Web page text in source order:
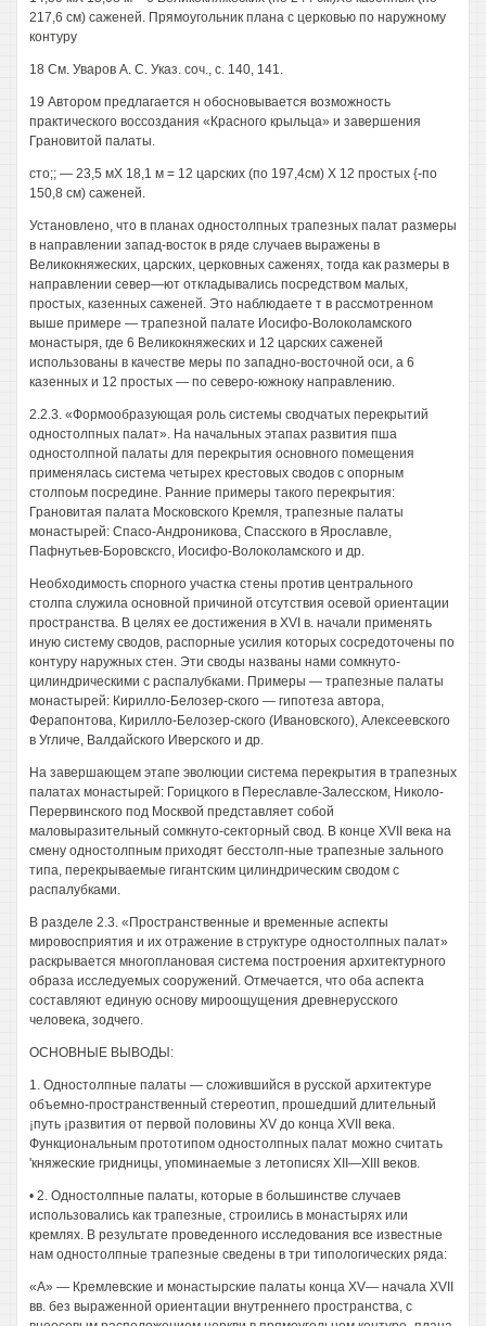
217,6 см) саженей. Прямоугольник плана с церковью по наружному
контуру
18 См. Уваров А. С. Указ. соч., с. 140, 141.
19 Автором предлагается н обосновывается возможность
практического воссоздания «Красного крыльца» и завершения
Грановитой палаты.
сто;; — 23,5 мХ 18,1 м = 12 царских (по 197,4см) X 12 простых {-по
150,8 см) саженей.
Установлено, что в планах одностолпных трапезных палат размеры
в направлении запад-восток в ряде случаев выражены в
Великокняжеских, царских, церковных саженях, тогда как размеры в
направлении север—ют откладывались посредством малых,
простых, казенных саженей. Это наблюдаете т в рассмотренном
выше примере — трапезной палате Иосифо-Волоколамского
монастыря, где 6 Великокняжеских и 12 царских саженей
использованы в качестве меры по западно-восточной оси, а 6
казенных и 12 простых — по северо-южноку направлению.
2.2.3. «Формообразующая роль системы сводчатых перекрытий
одностолпных палат». На начальных этапах развития пша
одностолпной палаты для перекрытия основного помещения
применялась система четырех крестовых сводов с опорным
столпоьм посредине. Ранние примеры такого перекрытия:
Грановитая палата Московского Кремля, трапезные палаты
монастырей: Спасо-Андроникова, Спасского в Ярославле,
Пафнутьев-Боровсксго, Иосифо-Волоколамского и др.
Необходимость спорного участка стены против центрального
столпа служила основной причиной отсутствия осевой ориентации
пространства. В целях ее достижения в XVI в. начали применять
иную систему сводов, распорные усилия которых сосредоточены по
контуру наружных стен. Эти своды названы нами сомкнуто-
цилиндрическими с распалубками. Примеры — трапезные палаты
монастырей: Кирилло-Белозер-ского — гипотеза автора,
Ферапонтова, Кирилло-Белозер-ского (Ивановского), Алексеевского
в Угличе, Валдайского Иверского и др.
На завершающем этапе эволюции система перекрытия в трапезных
палатах монастырей: Горицкого в Переславле-Залесском, Николо-
Перервинского под Москвой представляет собой
маловыразительный сомкнуто-секторный свод. В конце XVII века на
смену одностолпным приходят бесстолп-ные трапезные зального
типа, перекрываемые гигантским цилиндрическим сводом с
распалубками.
В разделе 2.3. «Пространственные и временные аспекты
мировосприятия и их отражение в структуре одностолпных палат»
раскрывается многоплановая система построения архитектурного
образа исследуемых сооружений. Отмечается, что оба аспекта
составляют единую основу мироощущения древнерусского
человека, зодчего.
ОСНОВНЫЕ ВЫВОДЫ:
1. Одностолпные палаты — сложившийся в русской архитектуре
объемно-пространственный стереотип, прошедший длительный
¡путь ¡развития от первой половины XV до конца XVII века.
Функциональным прототипом одностолпных палат можно считать
'княжеские гридницы, упоминаемые з летописях XII—XIII веков.
• 2. Одностолпные палаты, которые в большинстве случаев
использовались как трапезные, строились в монастырях или
кремлях. В результате проведенного исследования все известные
нам одностолпные трапезные сведены в три типологических ряда:
«А» — Кремлевские и монастырские палаты конца XV— начала XVII
вв. без выраженной ориентации внутреннего пространства, с